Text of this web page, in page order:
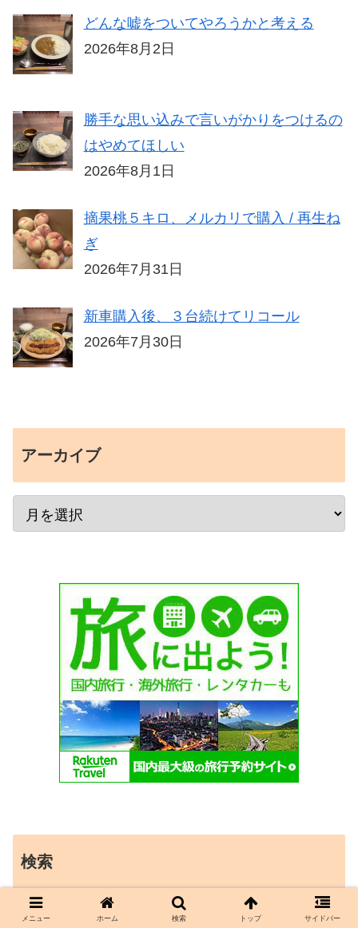
どんな嘘をついてやろうかと考える
2026年8月2日
勝手な思い込みで言いがかりをつけるの
はやめてほしい
2026年8月1日
摘果桃５キロ、メルカリで購入 / 再生ね
ぎ
2026年7月31日
新車購入後、３台続けてリコール
2026年7月30日
アーカイブ
検索
メニュー ホーム 検索 トップ サイドバー